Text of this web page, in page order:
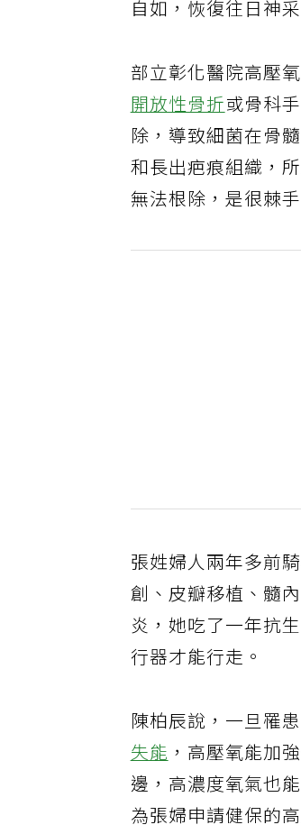
自如，恢復往日神采
部立彰化醫院高壓
開放性骨折或骨科
除，導致細菌在骨
和長出疤痕組織，
無法根除，是很棘
張姓婦人兩年多前
創、皮瓣移植、髓
炎，她吃了一年抗
行器才能行走。
陳柏辰說，一旦罹
失能 ，高壓氧能加
邊，高濃度氧氣也
為張婦申請健保的